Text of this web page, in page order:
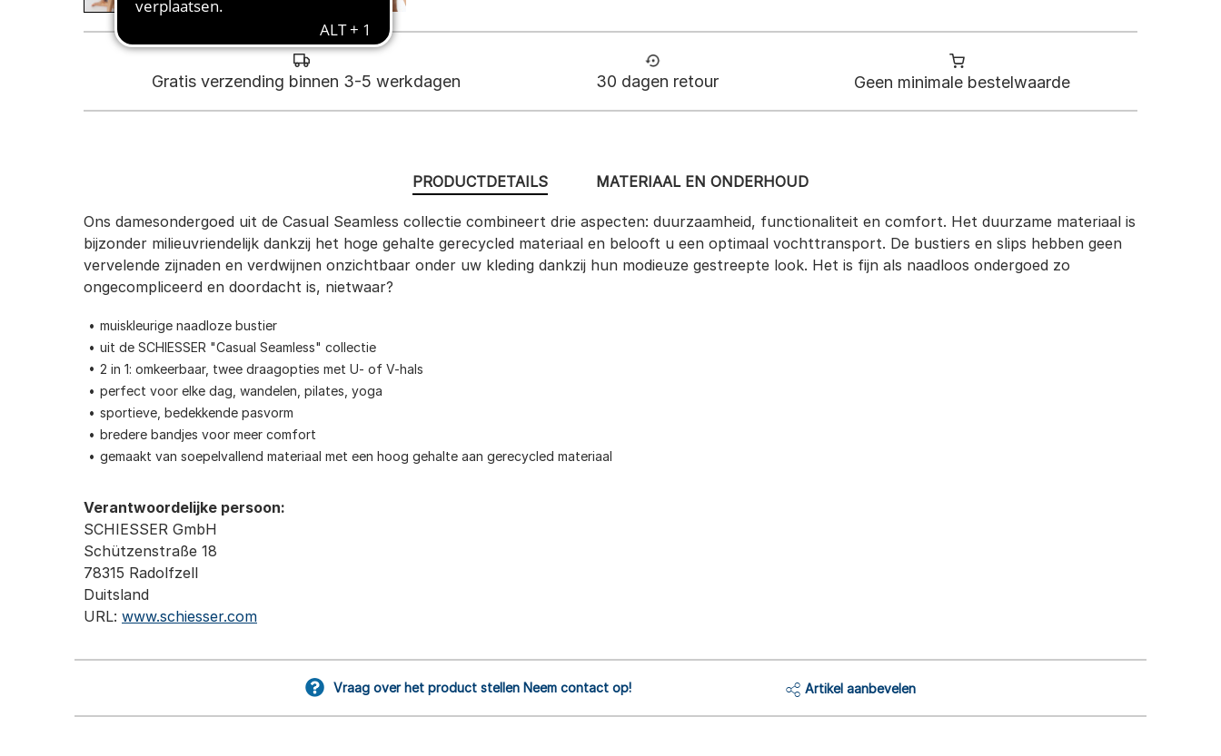
Gratis verzending binnen 3-5 werkdagen 30 dagen retour Geen minimale bestelwaarde
PRODUCTDETAILS
Ons damesondergoed uit de Casual Seamless collectie combineert drie aspecten: duurzaamheid, functionaliteit en comfort. Het duurzame materiaal is
bijzonder milieuvriendelijk dankzij het hoge gehalte gerecycled materiaal en belooft u een optimaal vochttransport. De bustiers en slips hebben geen
vervelende zijnaden en verdwijnen onzichtbaar onder uw kleding dankzij hun modieuze gestreepte look. Het is fijn als naadloos ondergoed zo
ongecompliceerd en doordacht is, nietwaar?
muiskleurige naadloze bustier
uit de SCHIESSER "Casual Seamless" collectie
2 in 1: omkeerbaar, twee draagopties met U- of V-hals
perfect voor elke dag, wandelen, pilates, yoga
sportieve, bedekkende pasvorm
bredere bandjes voor meer comfort
gemaakt van soepelvallend materiaal met een hoog gehalte aan gerecycled materiaal
Verantwoordelijke persoon:
SCHIESSER GmbH
Schützenstraße 18
78315 Radolfzell
Duitsland
URL: www.schiesser.com
MATERIAAL EN ONDERHOUD
Vraag over het product stellen Neem contact op! Artikel aanbevelen